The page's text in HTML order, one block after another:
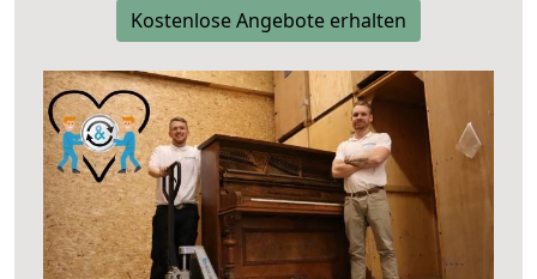
Kostenlose Angebote erhalten